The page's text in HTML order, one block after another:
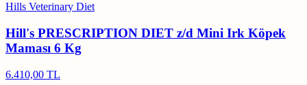
Hills Veterinary Diet
Hill's PRESCRIPTION DIET z/d Mini Irk Köpek
Maması 6 Kg
6.410,00 TL